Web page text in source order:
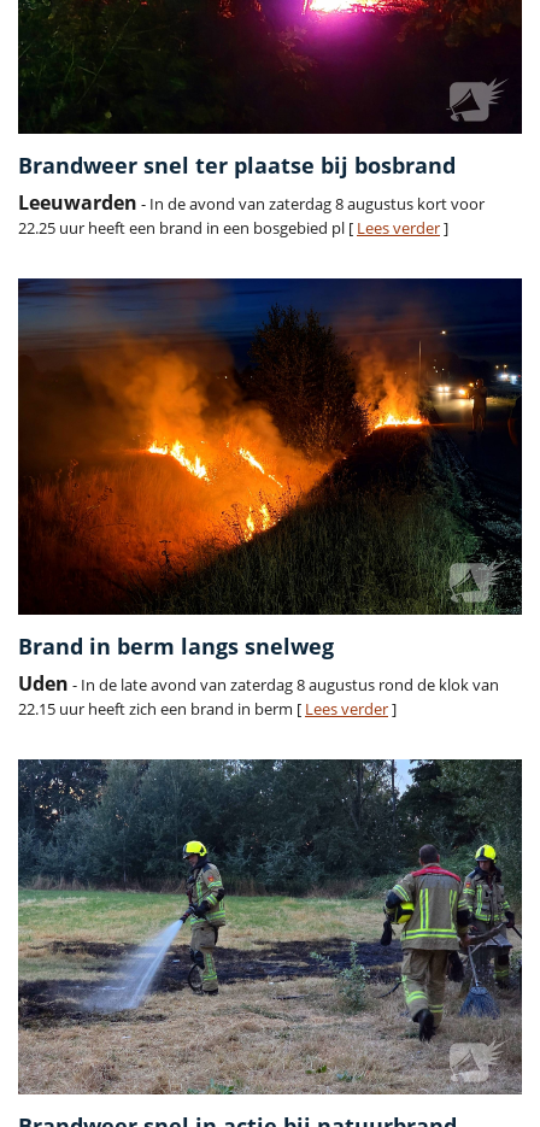
Brandweer snel ter plaatse bij bosbrand
Leeuwarden - In de avond van zaterdag 8 augustus kort voor
22.25 uur heeft een brand in een bosgebied pl [ Lees verder]
Brand in berm langs snelweg
Uden - In de late avond van zaterdag 8 augustus rond de klok van
22.15 uur heeft zich een brand in berm [ Lees verder]